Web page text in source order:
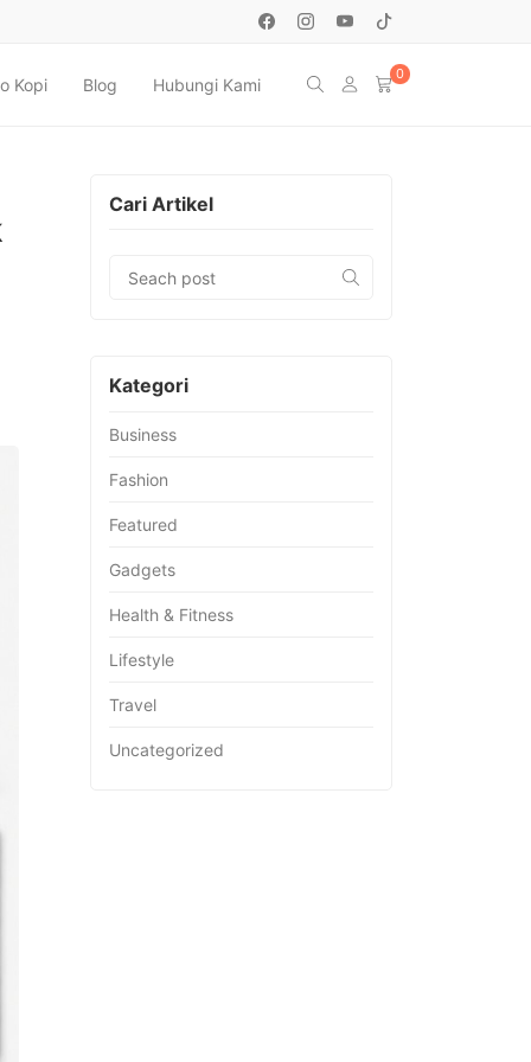
Kopi Blog Hubungi Kami
0
Cari Artikel
Kategori
Business
Fashion
Featured
Gadgets
Health & Fitness
Lifestyle
Travel
Uncategorized